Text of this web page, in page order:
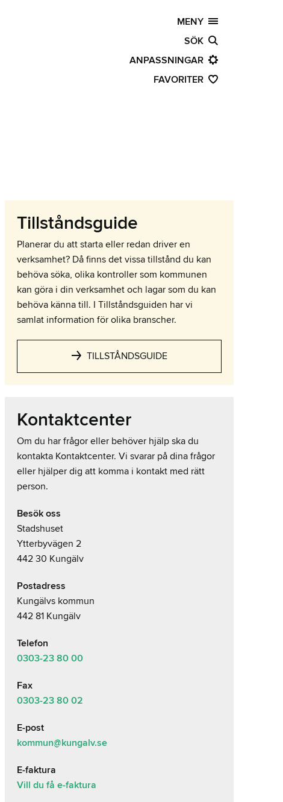
MENY
SÖK
ANPASSNINGAR
FAVORITER
Tillståndsguide
Planerar du att starta eller redan driver en
verksamhet? Då finns det vissa tillstånd du kan
behöva söka, olika kontroller som kommunen
kan göra i din verksamhet och lagar som du kan
behöva känna till. I Tillståndsguiden har vi
samlat information för olika branscher.
TILLSTÅNDSGUIDE
Kontaktcenter
Om du har frågor eller behöver hjälp ska du
kontakta Kontaktcenter. Vi svarar på dina frågor
eller hjälper dig att komma i kontakt med rätt
person.
Besök oss
Stadshuset
Ytterbyvägen 2
442 30 Kungälv
Postadress
Kungälvs kommun
442 81 Kungälv
Telefon
0303-23 80 00
Fax
0303-23 80 02
E-post
kommun@kungalv.se
E-faktura
Vill du få e-faktura